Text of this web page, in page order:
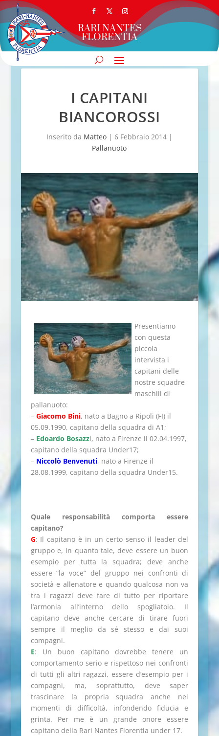
RARI NANTES
FLORENTIA
I CAPITANI
BIANCOROSSI
Inserito da Matteo| 6 Febbraio 2014|
Pallanuoto
Presentiamo
con questa
piccola
intervista i
capitani delle
nostre squadre
maschili di
pallanuoto:
– Giacomo Bini, nato a Bagno a Ripoli (FI) il
05.09.1990, capitano della squadra di A1;
– Edoardo Bosazzi, nato a Firenze il 02.04.1997,
capitano della squadra Under17;
– Niccolò Benvenuti, nato a Firenze il
28.08.1999, capitano della squadra Under15.
Quale responsabilità comporta essere
capitano?
G: Il capitano è in un certo senso il leader del
gruppo e, in quanto tale, deve essere un buon
esempio per tutta la squadra; deve anche
essere “la voce” del gruppo nei confronti di
società e allenatore e quando qualcosa non va
tra i ragazzi deve fare di tutto per riportare
l’armonia all’interno dello spogliatoio. Il
capitano deve anche cercare di tirare fuori
sempre il meglio da sé stesso e dai suoi
compagni.
E: Un buon capitano dovrebbe tenere un
comportamento serio e rispettoso nei confronti
di tutti gli altri ragazzi, essere d’esempio per i
compagni, ma, soprattutto, deve saper
trascinare la propria squadra anche nei
momenti di difficoltà, infondendo fiducia e
grinta. Per me è un grande onore essere
capitano della Rari Nantes Florentia under 17.